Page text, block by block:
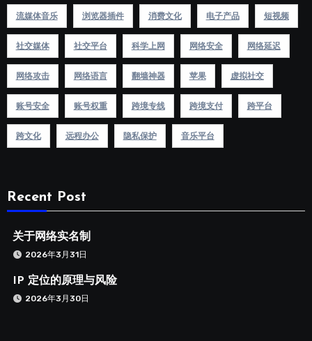
流媒体音乐 浏览器插件 消费文化 电子产品 短视频
社交媒体 社交平台 科学上网 网络安全 网络延迟
网络攻击 网络语言 翻墙神器 苹果 虚拟社交
账号安全 账号权重 跨境专线 跨境支付 跨平台
跨文化 远程办公 隐私保护 音乐平台
Recent Post
关于网络实名制
2026年3月31日
IP 定位的原理与风险
2026年3月30日